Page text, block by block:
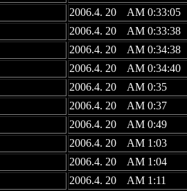
2006.4. 20 AM 0:33:05
2006.4. 20 AM 0:33:38
2006.4. 20 AM 0:34:38
2006.4. 20 AM 0:34:40
2006.4. 20 AM 0:35
2006.4. 20 AM 0:37
2006.4. 20 AM 0:49
2006.4. 20 AM 1:03
2006.4. 20 AM 1:04
2006.4. 20 AM 1:11